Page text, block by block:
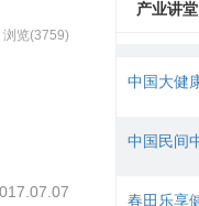
浏览(3759)
产业讲堂